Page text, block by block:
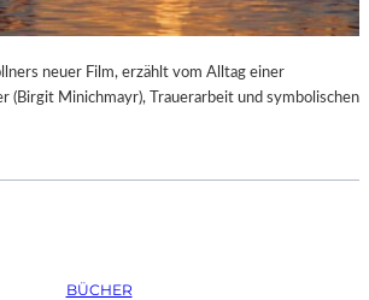
neuer Film, erzählt vom Alltag einer
(Birgit Minichmayr), Trauerarbeit und symbolischen
BÜCHER